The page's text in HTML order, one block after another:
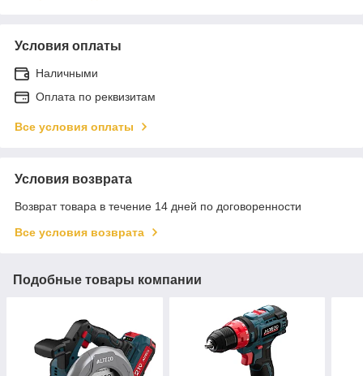
Условия оплаты
Наличными
Оплата по реквизитам
Все условия оплаты
Условия возврата
Возврат товара в течение 14 дней по договоренности
Все условия возврата
Подобные товары компании